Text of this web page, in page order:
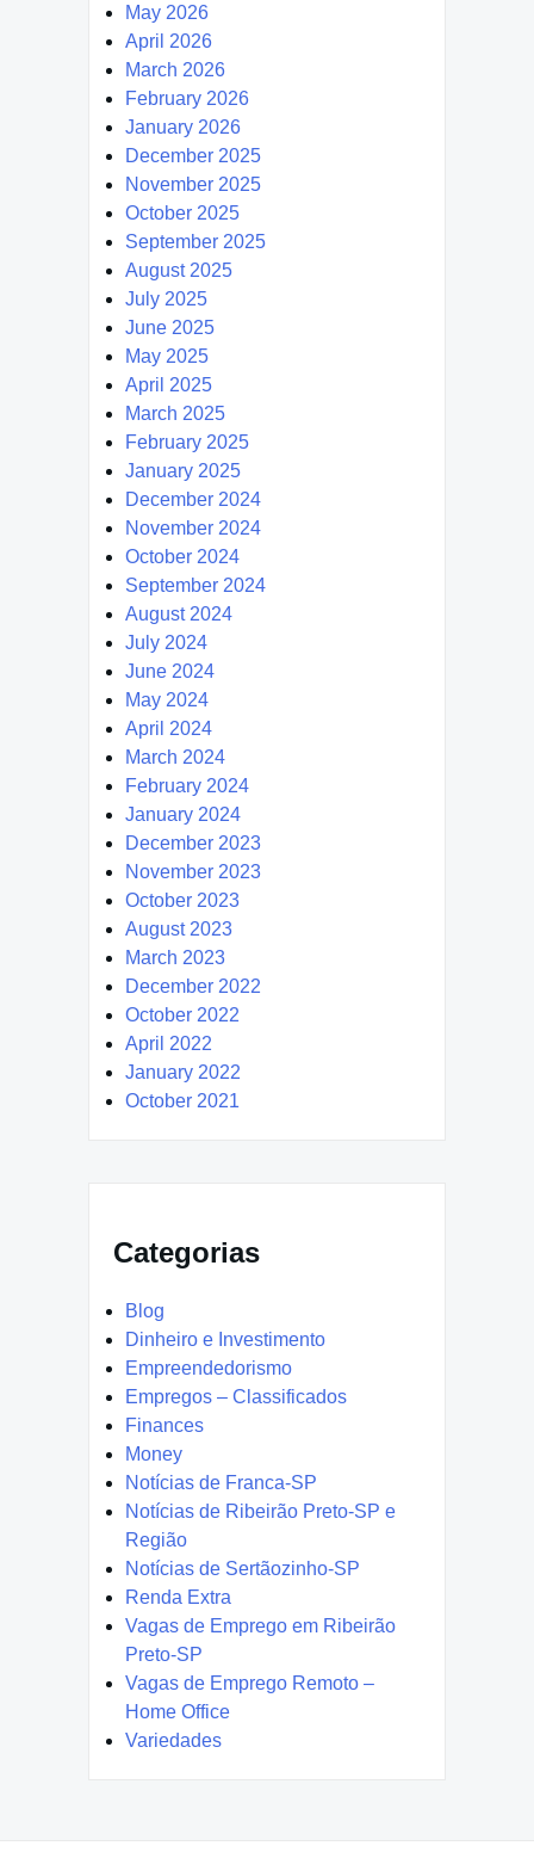
May 2026
April 2026
March 2026
February 2026
January 2026
December 2025
November 2025
October 2025
September 2025
August 2025
July 2025
June 2025
May 2025
April 2025
March 2025
February 2025
January 2025
December 2024
November 2024
October 2024
September 2024
August 2024
July 2024
June 2024
May 2024
April 2024
March 2024
February 2024
January 2024
December 2023
November 2023
October 2023
August 2023
March 2023
December 2022
October 2022
April 2022
January 2022
October 2021
Categorias
Blog
Dinheiro e Investimento
Empreendedorismo
Empregos – Classificados
Finances
Money
Notícias de Franca-SP
Notícias de Ribeirão Preto-SP e
Região
Notícias de Sertãozinho-SP
Renda Extra
Vagas de Emprego em Ribeirão
Preto-SP
Vagas de Emprego Remoto –
Home Office
Variedades